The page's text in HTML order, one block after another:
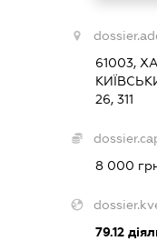
61003,
26, 311
8 000
79.12